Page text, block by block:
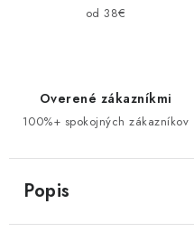
od 38€
Overené zákazníkmi
100%+ spokojných zákazníkov
Popis